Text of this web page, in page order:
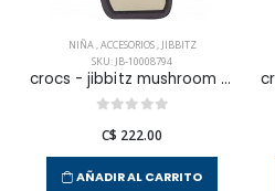
NIÑA,ACCESORIOS, JIBBITZ
SKU: JB-10008794
crocs - jibbitz mushroom unisex
C$ 222.00
AÑADIR AL CARRITO